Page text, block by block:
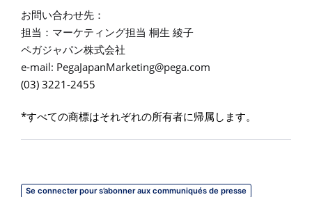
お問い合わせ先：
担当：マーケティング担当 桐生 綾子
ペガジャパン株式会社
e-mail: PegaJapanMarketing@pega.com
(03) 3221-2455
*すべての商標はそれぞれの所有者に帰属します。
Se connecter pour s’abonner aux communiqués de presse